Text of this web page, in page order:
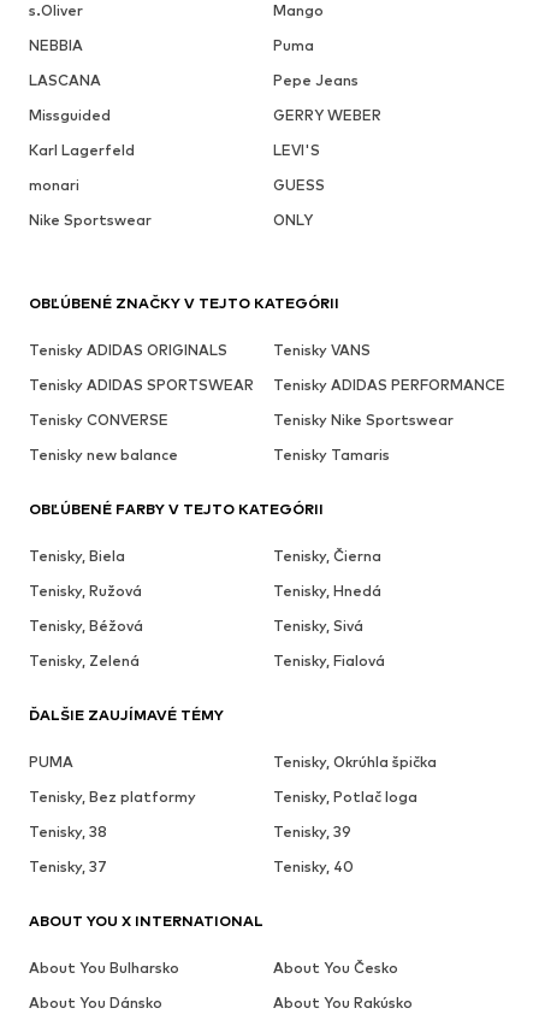
s.Oliver
Mango
NEBBIA
Puma
LASCANA
Pepe Jeans
Missguided
GERRY WEBER
Karl Lagerfeld
LEVI'S
monari
GUESS
Nike Sportswear
ONLY
OBĽÚBENÉ ZNAČKY V TEJTO KATEGÓRII
Tenisky ADIDAS ORIGINALS
Tenisky VANS
Tenisky ADIDAS SPORTSWEAR
Tenisky ADIDAS PERFORMANCE
Tenisky CONVERSE
Tenisky Nike Sportswear
Tenisky new balance
Tenisky Tamaris
OBĽÚBENÉ FARBY V TEJTO KATEGÓRII
Tenisky, Biela
Tenisky, Čierna
Tenisky, Ružová
Tenisky, Hnedá
Tenisky, Béžová
Tenisky, Sivá
Tenisky, Zelená
Tenisky, Fialová
ĎALŠIE ZAUJÍMAVÉ TÉMY
PUMA
Tenisky, Okrúhla špička
Tenisky, Bez platformy
Tenisky, Potlač loga
Tenisky, 38
Tenisky, 39
Tenisky, 37
Tenisky, 40
ABOUT YOU X INTERNATIONAL
About You Bulharsko
About You Česko
About You Dánsko
About You Rakúsko